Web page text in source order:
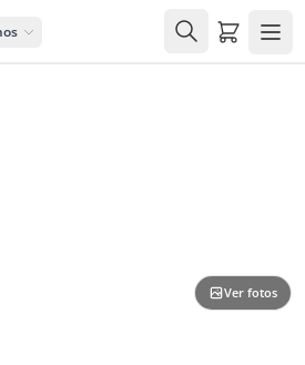
Carrito
Ver fotos